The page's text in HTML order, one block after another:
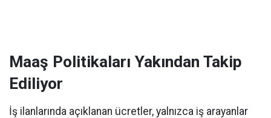
Maaş Politikaları Yakından Takip
Ediliyor
İş ilanlarında açıklanan ücretler, yalnızca iş arayanlar